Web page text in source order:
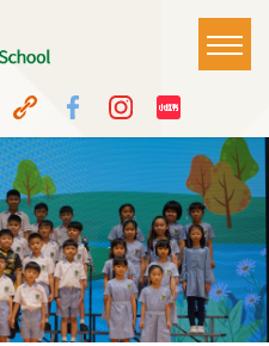
Top
Media
Icon
Button
Language
switcher
Main